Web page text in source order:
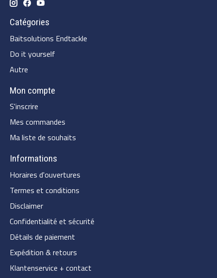
Catégories
Baitsolutions Endtackle
Do it yourself
Autre
Mon compte
S'inscrire
Mes commandes
Ma liste de souhaits
Informations
Horaires d'ouvertures
Termes et conditions
Disclaimer
Confidentialité et sécurité
Détails de paiement
Expédition & retours
Klantenservice + contact